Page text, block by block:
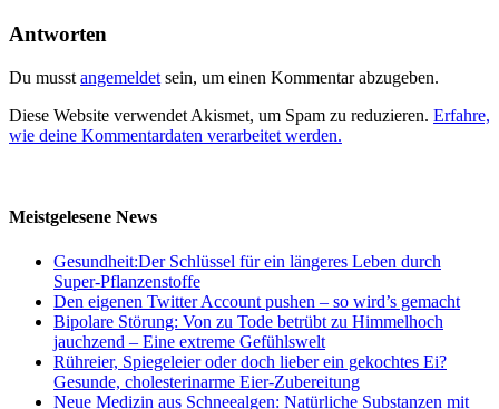
Antworten
Du musst angemeldet sein, um einen Kommentar abzugeben.
Diese Website verwendet Akismet, um Spam zu reduzieren. Erfahre,
wie deine Kommentardaten verarbeitet werden.
Meistgelesene News
Gesundheit:Der Schlüssel für ein längeres Leben durch
Super-Pflanzenstoffe
Den eigenen Twitter Account pushen – so wird’s gemacht
Bipolare Störung: Von zu Tode betrübt zu Himmelhoch
jauchzend – Eine extreme Gefühlswelt
Rühreier, Spiegeleier oder doch lieber ein gekochtes Ei?
Gesunde, cholesterinarme Eier-Zubereitung
Neue Medizin aus Schneealgen: Natürliche Substanzen mit